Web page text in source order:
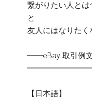
繋がりたい人と
と
友人にはなりたく
━━eBay 取引例
【日本語】